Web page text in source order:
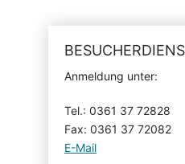
Anmeldung unter:
Tel.: 0361 37 72828
Fax: 0361 37 72082
E-Mail